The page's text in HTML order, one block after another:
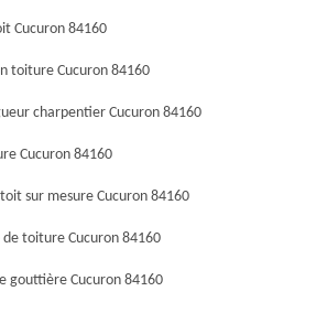
Cucuron 84160
toiture Cucuron 84160
charpentier Cucuron 84160
Cucuron 84160
sur mesure Cucuron 84160
toiture Cucuron 84160
gouttière Cucuron 84160